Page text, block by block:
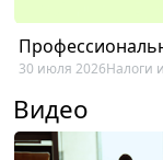
30 июля 2026Налоги
Видео